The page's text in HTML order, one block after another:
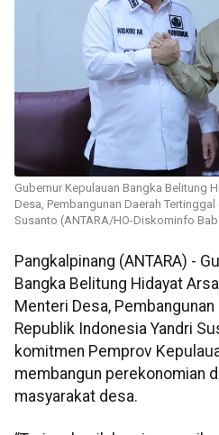
Gubernur Kepulauan Bangka Belitung
Desa, Pembangunan Daerah
Susanto (ANTARA/HO-Diskominfo
Pangkalpinang (ANTARA) -
Bangka Belitung Hidayat
Menteri Desa,
Republik Indonesia Yandri
komitmen Pemprov
membangun perekonomian
masyarakat desa.